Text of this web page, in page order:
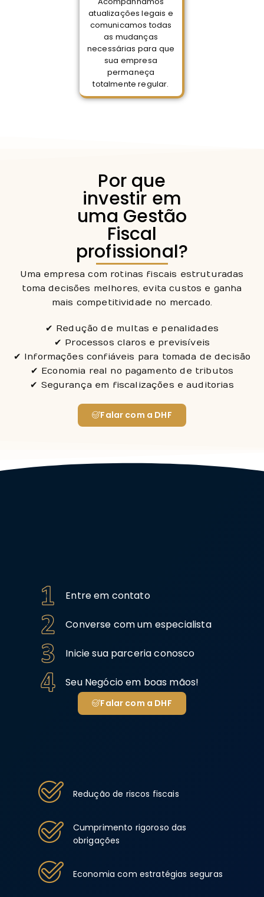
atualizações legais e
comunicamos todas
as mudanças
necessárias para que
sua empresa
permaneça
totalmente regular.
Por que
investir em
uma Gestão
Fiscal
profissional?
Uma empresa com rotinas fiscais estruturadas
toma decisões melhores, evita custos e ganha
mais competitividade no mercado.
✔ Redução de multas e penalidades
✔ Processos claros e previsíveis
✔ Informações confiáveis para tomada de decisão
✔ Economia real no pagamento de tributos
✔ Segurança em fiscalizações e auditorias
Falar com a DHF
Entre em contato
Converse com um especialista
Inicie sua parceria conosco
Seu Negócio em boas mãos!
Falar com a DHF
Redução de riscos fiscais
Cumprimento rigoroso das
obrigações
Economia com estratégias seguras